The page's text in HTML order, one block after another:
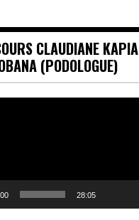
CLAUDIANE KAPIA
(PODOLOGUE)
28:05